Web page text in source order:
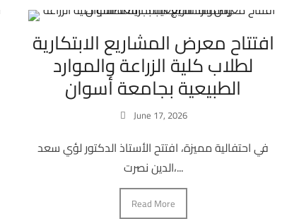
افتتاح معرض المشاريع الابتكارية
لطلاب كلية الزراعة والموارد
الطبيعية بجامعة أسوان
June 17, 2026
في احتفالية مميزة، افتتح الأستاذ الدكتور لؤي سعد
الدين نصرت،...
Read More